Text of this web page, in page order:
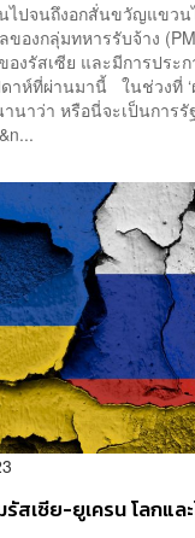
ไปจนถึงอกสั่นขวัญแขวน
องกลุ่มทหารรับจ้าง
องรัสเซีย และมีการประ
าห์ที่ผ่านมานี้ ในช่วงที่ ‘
นาว่า หรือนี่จะเป็นการ
สเซีย-ยูเครน โลกแล